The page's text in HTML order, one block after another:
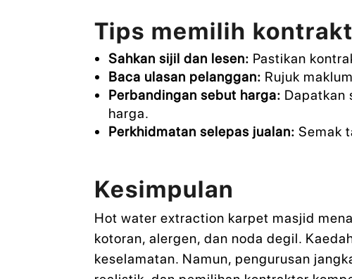
Tips memilih
Sahkan sijil dan lesen: Pastikan
Baca ulasan pelanggan: Rujuk
Perbandingan sebut harga: Dapatkan
harga.
Perkhidmatan selepas jualan: Semak
Kesimpulan
Hot water extraction karpet masjid
kotoran, alergen, dan noda degil.
keselamatan. Namun, pengurusan